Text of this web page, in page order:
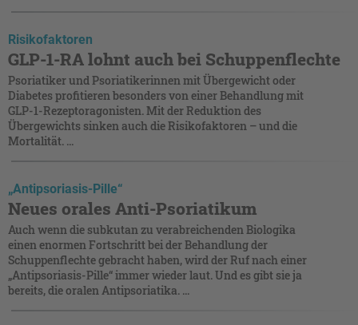
Risikofaktoren
GLP-1-RA lohnt auch bei Schuppenflechte
Psoriatiker und Psoriatikerinnen mit Übergewicht oder
Diabetes profitieren besonders von einer Behandlung mit
GLP-1-Rezeptoragonisten. Mit der Reduktion des
Übergewichts sinken auch die Risikofaktoren – und die
Mortalität. ...
„Antipsoriasis-Pille“
Neues orales Anti-Psoriatikum
Auch wenn die subkutan zu verabreichenden Biologika
einen enormen Fortschritt bei der Behandlung der
Schuppenflechte gebracht haben, wird der Ruf nach einer
„Antipsoriasis-Pille“ immer wieder laut. Und es gibt sie ja
bereits, die oralen Antipsoriatika. ...